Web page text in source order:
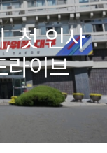
첫 인사
라이브